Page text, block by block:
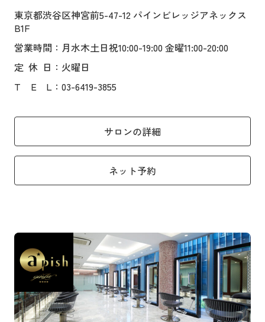
東京都渋谷区神宮前5-47-12 パインビレッジアネックス
B1F
営業時間 ：月水木土日祝10:00-19:00 金曜11:00-20:00
定 休 日 ：火曜日
T
E L ：03-6419-3855
サロンの詳細
ネット予約